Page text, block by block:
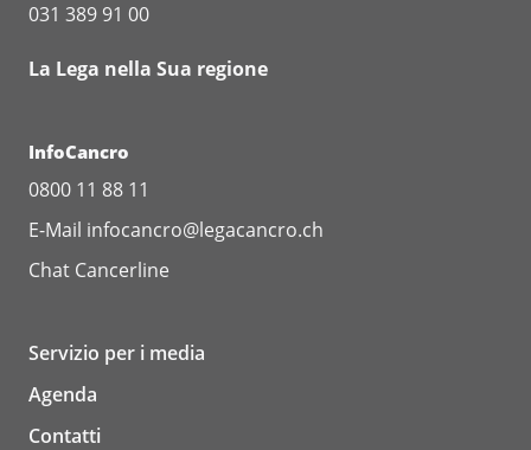
031 389 91 00
La Lega nella Sua regione
InfoCancro
0800 11 88 11
E-Mail infocancro@legacancro.ch
Chat Cancerline
Servizio per i media
Agenda
Contatti